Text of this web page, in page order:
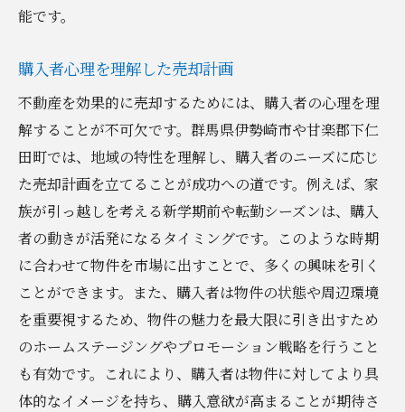
能です。
購入者心理を理解した売却計画
不動産を効果的に売却するためには、購入者の心理を理
解することが不可欠です。群馬県伊勢崎市や甘楽郡下仁
田町では、地域の特性を理解し、購入者のニーズに応じ
た売却計画を立てることが成功への道です。例えば、家
族が引っ越しを考える新学期前や転勤シーズンは、購入
者の動きが活発になるタイミングです。このような時期
に合わせて物件を市場に出すことで、多くの興味を引く
ことができます。また、購入者は物件の状態や周辺環境
を重要視するため、物件の魅力を最大限に引き出すため
のホームステージングやプロモーション戦略を行うこと
も有効です。これにより、購入者は物件に対してより具
体的なイメージを持ち、購入意欲が高まることが期待さ